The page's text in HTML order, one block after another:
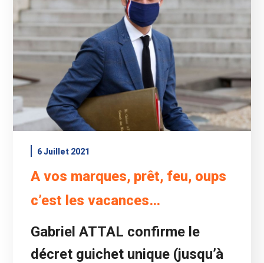
6 Juillet 2021
A vos marques, prêt, feu, oups
c’est les vacances…
Gabriel ATTAL confirme le
décret guichet unique (jusqu’à